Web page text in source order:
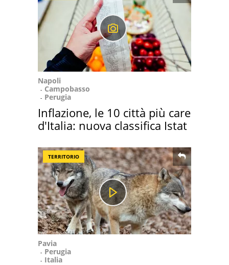
Napoli
Campobasso
Perugia
Inflazione, le 10 città più care
d'Italia: nuova classifica Istat
TERRITORIO
Pavia
Perugia
Italia